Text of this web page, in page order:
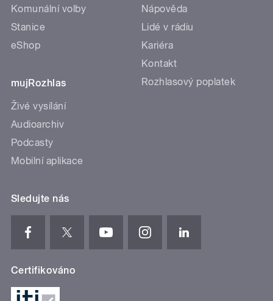
Komunální volby
Stanice
eShop
mujRozhlas
Živé vysílání
Audioarchiv
Podcasty
Mobilní aplikace
Nápověda
Lidé v rádiu
Kariéra
Kontakt
Rozhlasový poplatek
Sledujte nás
Certifikováno